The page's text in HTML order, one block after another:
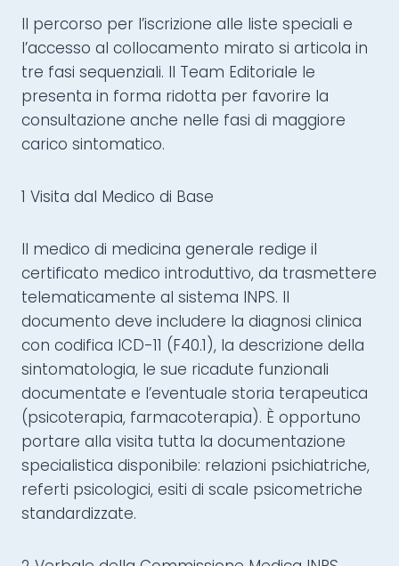
Il percorso per l’iscrizione alle liste speciali e
l’accesso al collocamento mirato si articola in
tre fasi sequenziali. Il Team Editoriale le
presenta in forma ridotta per favorire la
consultazione anche nelle fasi di maggiore
carico sintomatico.
1 Visita dal Medico di Base
Il medico di medicina generale redige il
certificato medico introduttivo, da trasmettere
telematicamente al sistema INPS. Il
documento deve includere la diagnosi clinica
con codifica ICD-11 (F40.1), la descrizione della
sintomatologia, le sue ricadute funzionali
documentate e l’eventuale storia terapeutica
(psicoterapia, farmacoterapia). È opportuno
portare alla visita tutta la documentazione
specialistica disponibile: relazioni psichiatriche,
referti psicologici, esiti di scale psicometriche
standardizzate.